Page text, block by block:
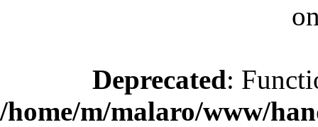
Deprecated:
/home/m/malaro/www/